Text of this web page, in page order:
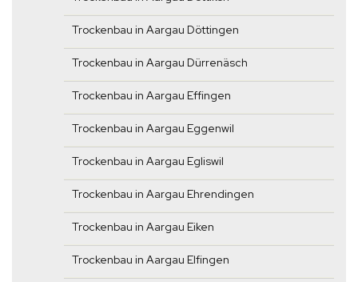
Trockenbau in Aargau Döttingen
Trockenbau in Aargau Dürrenäsch
Trockenbau in Aargau Effingen
Trockenbau in Aargau Eggenwil
Trockenbau in Aargau Egliswil
Trockenbau in Aargau Ehrendingen
Trockenbau in Aargau Eiken
Trockenbau in Aargau Elfingen